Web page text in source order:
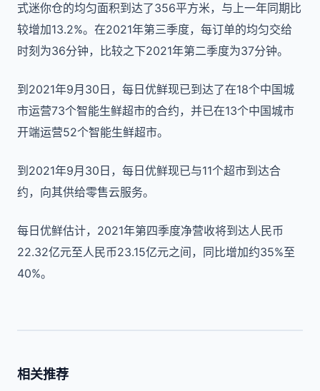
式迷你仓的均匀面积到达了356平方米，与上一年同期比
较增加13.2%。在2021年第三季度，每订单的均匀交给
时刻为36分钟，比较之下2021年第二季度为37分钟。
到2021年9月30日，每日优鲜现已到达了在18个中国城
市运营73个智能生鲜超市的合约，并已在13个中国城市
开端运营52个智能生鲜超市。
到2021年9月30日，每日优鲜现已与11个超市到达合
约，向其供给零售云服务。
每日优鲜估计，2021年第四季度净营收将到达人民币
22.32亿元至人民币23.15亿元之间，同比增加约35%至
40%。
相关推荐